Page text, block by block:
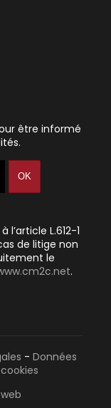
être informé
L.612-1
de litige non
le
.
- Données